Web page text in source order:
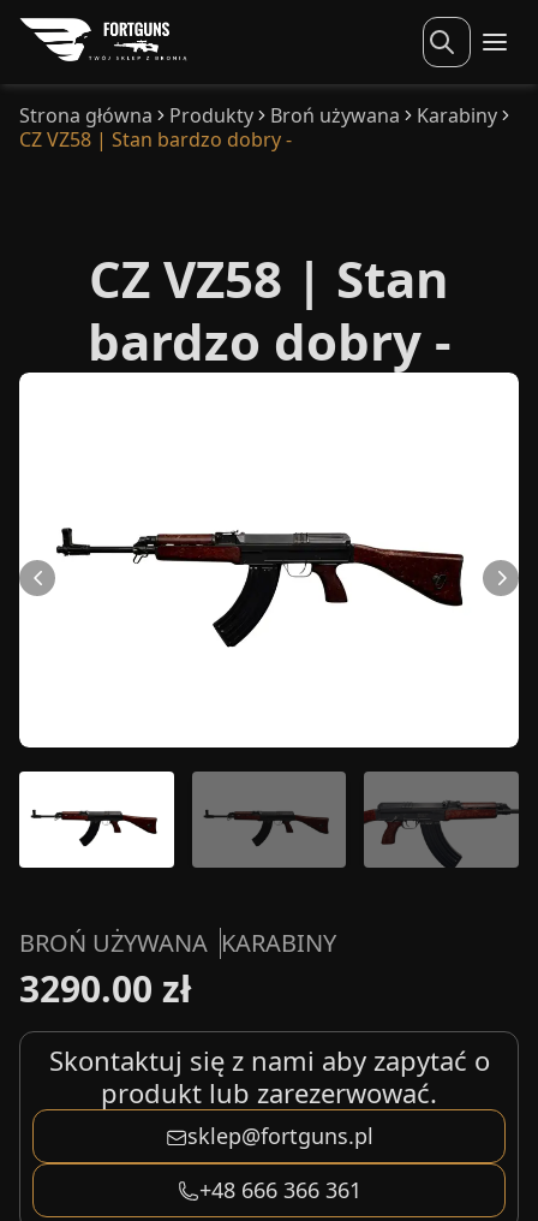
Strona główna Produkty Broń używana
Karabiny
CZ VZ58 | Stan bardzo dobry -
CZ VZ58 | Stan
bardzo dobry -
BROŃ UŻYWANA KARABINY
3290.00 zł
Skontaktuj się z nami aby zapytać o
produkt lub zarezerwować.
sklep@fortguns.pl
+48 666 366 361